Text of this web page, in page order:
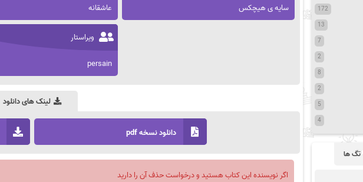
سایه ی هیچکس عاشقانه
ویراستار
persain
لینک های دانلود
دانلود نسخه pdf
اگر نویسنده این کتاب هستید و درخواست حذف آن را دارید
172
13
7
2
8
2
5
4
تگ ها